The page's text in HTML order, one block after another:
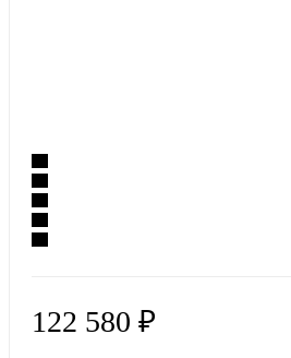
122 580 ₽